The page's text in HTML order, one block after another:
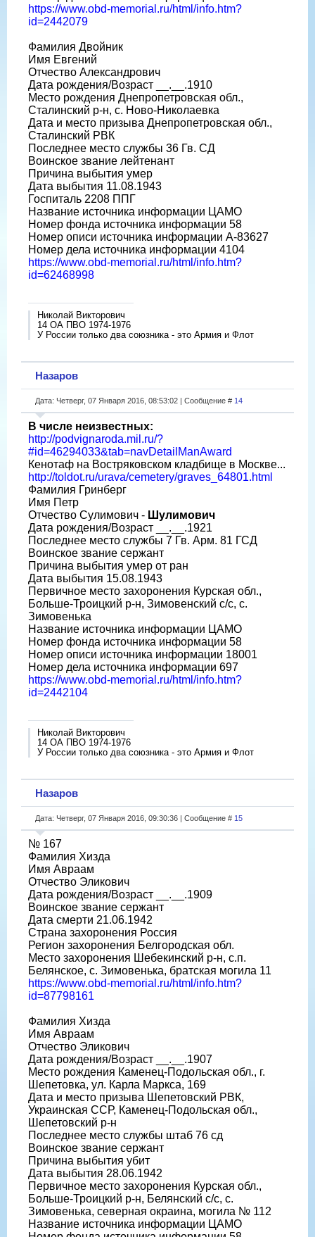
https://www.obd-memorial.ru/html/info.htm?
id=2442079
Фамилия Двойник
Имя Евгений
Отчество Александрович
Дата рождения/Возраст __.__.1910
Место рождения Днепропетровская обл.,
Сталинский р-н, с. Ново-Николаевка
Дата и место призыва Днепропетровская обл.,
Сталинский РВК
Последнее место службы 36 Гв. СД
Воинское звание лейтенант
Причина выбытия умер
Дата выбытия 11.08.1943
Госпиталь 2208 ППГ
Название источника информации ЦАМО
Номер фонда источника информации 58
Номер описи источника информации А-83627
Номер дела источника информации 4104
https://www.obd-memorial.ru/html/info.htm?
id=62468998
Николай Викторович
14 ОА ПВО 1974-1976
У России только два союзника - это Армия и Флот
Назаров
Дата: Четверг, 07 Января 2016, 08:53:02 | Сообщение # 14
В числе неизвестных:
http://podvignaroda.mil.ru/?
#id=46294033&tab=navDetailManAward
Кенотаф на Востряковском кладбище в Москве...
http://toldot.ru/urava/cemetery/graves_64801.html
Фамилия Гринберг
Имя Петр
Отчество Сулимович - Шулимович
Дата рождения/Возраст __.__.1921
Последнее место службы 7 Гв. Арм. 81 ГСД
Воинское звание сержант
Причина выбытия умер от ран
Дата выбытия 15.08.1943
Первичное место захоронения Курская обл.,
Больше-Троицкий р-н, Зимовенский с/с, с.
Зимовенька
Название источника информации ЦАМО
Номер фонда источника информации 58
Номер описи источника информации 18001
Номер дела источника информации 697
https://www.obd-memorial.ru/html/info.htm?
id=2442104
Николай Викторович
14 ОА ПВО 1974-1976
У России только два союзника - это Армия и Флот
Назаров
Дата: Четверг, 07 Января 2016, 09:30:36 | Сообщение # 15
№ 167
Фамилия Хизда
Имя Авраам
Отчество Эликович
Дата рождения/Возраст __.__.1909
Воинское звание сержант
Дата смерти 21.06.1942
Страна захоронения Россия
Регион захоронения Белгородская обл.
Место захоронения Шебекинский р-н, с.п.
Белянское, с. Зимовенька, братская могила 11
https://www.obd-memorial.ru/html/info.htm?
id=87798161
Фамилия Хизда
Имя Авраам
Отчество Эликович
Дата рождения/Возраст __.__.1907
Место рождения Каменец-Подольская обл., г.
Шепетовка, ул. Карла Маркса, 169
Дата и место призыва Шепетовский РВК,
Украинская ССР, Каменец-Подольская обл.,
Шепетовский р-н
Последнее место службы штаб 76 сд
Воинское звание сержант
Причина выбытия убит
Дата выбытия 28.06.1942
Первичное место захоронения Курская обл.,
Больше-Троицкий р-н, Белянский с/с, с.
Зимовенька, северная окраина, могила № 112
Название источника информации ЦАМО